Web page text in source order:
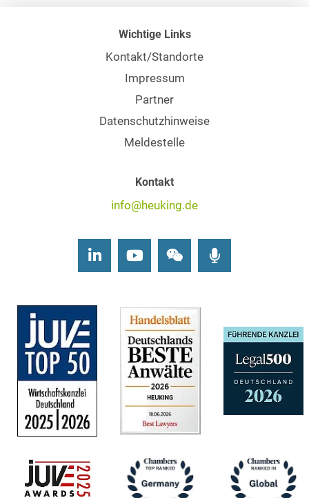
Wichtige Links
Kontakt/Standorte
Impressum
Partner
Datenschutzhinweise
Meldestelle
Kontakt
info@heuking.de
LinkedInYoutubeWechat